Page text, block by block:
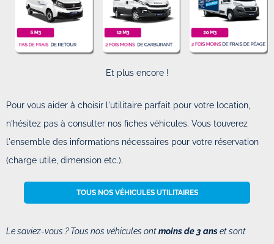
Et plus encore !
Pour vous aider à choisir l'utilitaire parfait pour votre location,
n'hésitez pas à consulter nos fiches véhicules. Vous touverez
l'ensemble des informations nécessaires pour votre réservation
(charge utile, dimension etc.).
TOUS NOS VÉHICULES UTILITAIRES
Le saviez-vous ? Tous nos véhicules ontmoins de 3 anset sont